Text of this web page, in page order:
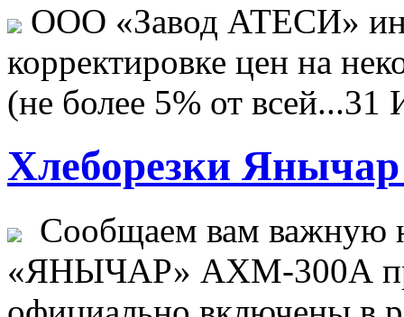
ООО «Завод АТЕСИ»
корректировке цен на
(не более 5% от всей...31
Хлеборезки Янычар
Сообщаем вам важную
«ЯНЫЧАР» АХМ-300А